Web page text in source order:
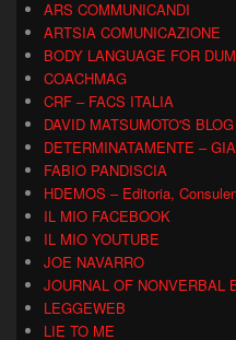
ARS COMMUNICANDI
ARTSIA COMUNICAZIONE
BODY LANGUAGE FOR
COACHMAG
CRF – FACS ITALIA
DAVID MATSUMOTO'S BLOG
DETERMINATAMENTE –
FABIO PANDISCIA
HDEMOS – Editoria,
IL MIO FACEBOOK
IL MIO YOUTUBE
JOE NAVARRO
JOURNAL OF NONVERBAL
LEGGEWEB
LIE TO ME